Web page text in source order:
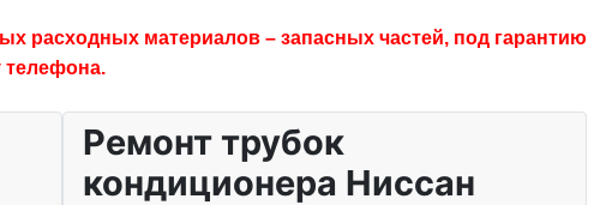
расходных материалов – запасных частей, под гарантию
телефона.
Ремонт трубок
кондиционера Ниссан